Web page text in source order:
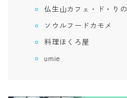
仏生山カフェ・ド・りの
ソウルフードカモメ
料理ほくろ屋
umie